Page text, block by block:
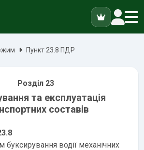
Пункт 23.8 ПДР
Розділ 23
та експлуатація
составів
буксирування водії механічних